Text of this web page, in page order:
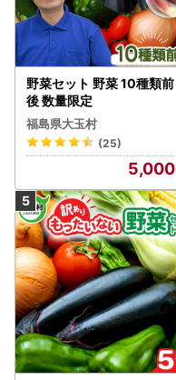
野菜セット 野菜 10種類前
後 数量限定
福島県大玉村
(25)
5,000